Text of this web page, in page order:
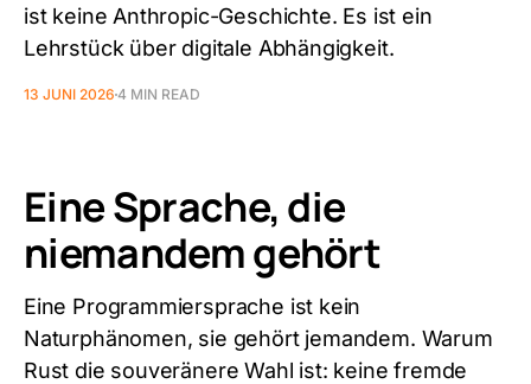
ist keine Anthropic-Geschichte. Es ist ein
Lehrstück über digitale Abhängigkeit.
13 JUNI 2026 4 MIN READ
Eine Sprache, die
niemandem gehört
Eine Programmiersprache ist kein
Naturphänomen, sie gehört jemandem. Warum
Rust die souveränere Wahl ist: keine fremde